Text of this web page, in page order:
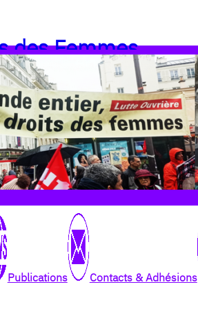
des Femmes
Publications Contacts & Adhésions